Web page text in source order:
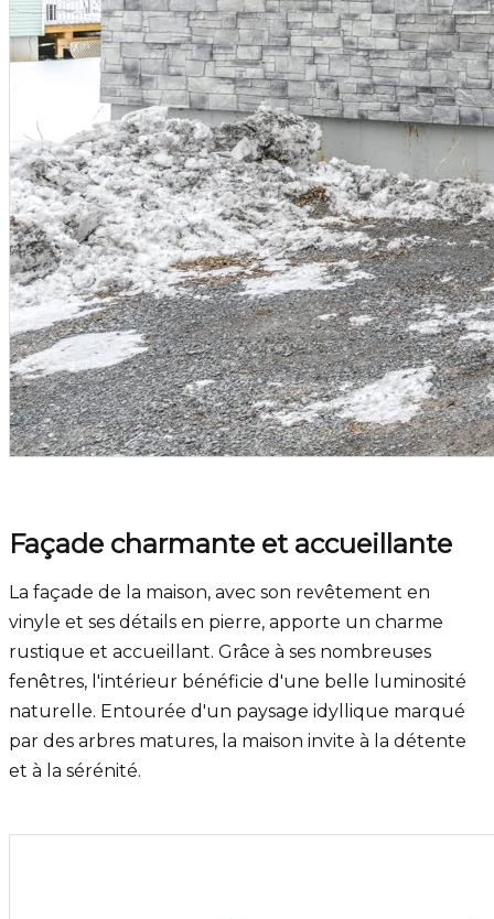
Façade charmante et accueillante
La façade de la maison, avec son revêtement en
vinyle et ses détails en pierre, apporte un charme
rustique et accueillant. Grâce à ses nombreuses
fenêtres, l'intérieur bénéficie d'une belle luminosité
naturelle. Entourée d'un paysage idyllique marqué
par des arbres matures, la maison invite à la détente
et à la sérénité.